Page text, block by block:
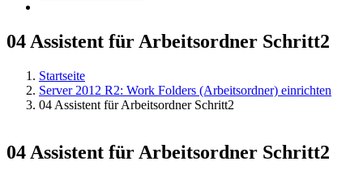
04 Assistent für Arbeitsordner Schritt2
Startseite
Server 2012 R2: Work Folders (Arbeitsordner) einrichten
04 Assistent für Arbeitsordner Schritt2
04 Assistent für Arbeitsordner Schritt2